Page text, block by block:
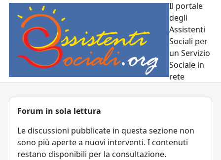
Il portale
degli
Assistenti
Sociali per
un Servizio
Sociale in
rete
Forum in sola lettura
Le discussioni pubblicate in questa sezione non
sono più aperte a nuovi interventi. I contenuti
restano disponibili per la consultazione.